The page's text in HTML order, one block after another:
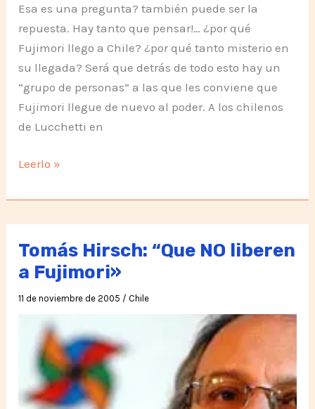
Esa es una pregunta? también puede ser la
repuesta. Hay tanto que pensar!… ¿por qué
Fujimori llego a Chile? ¿por qué tanto misterio en
su llegada? Será que detrás de todo esto hay un
“grupo de personas” a las que les conviene que
Fujimori llegue de nuevo al poder. A los chilenos
de Lucchetti en
Fujimori,
estrategia
o
qué?
Leerlo »
Tomás Hirsch: “Que NO liberen
a Fujimori»
11 de noviembre de 2005 / Chile